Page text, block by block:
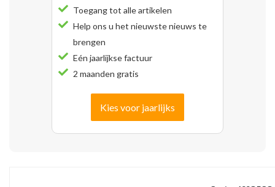
Toegang tot alle artikelen
Help ons u het nieuwste nieuws te
brengen
Eén jaarlijkse factuur
2 maanden gratis
Kies voor jaarlijks